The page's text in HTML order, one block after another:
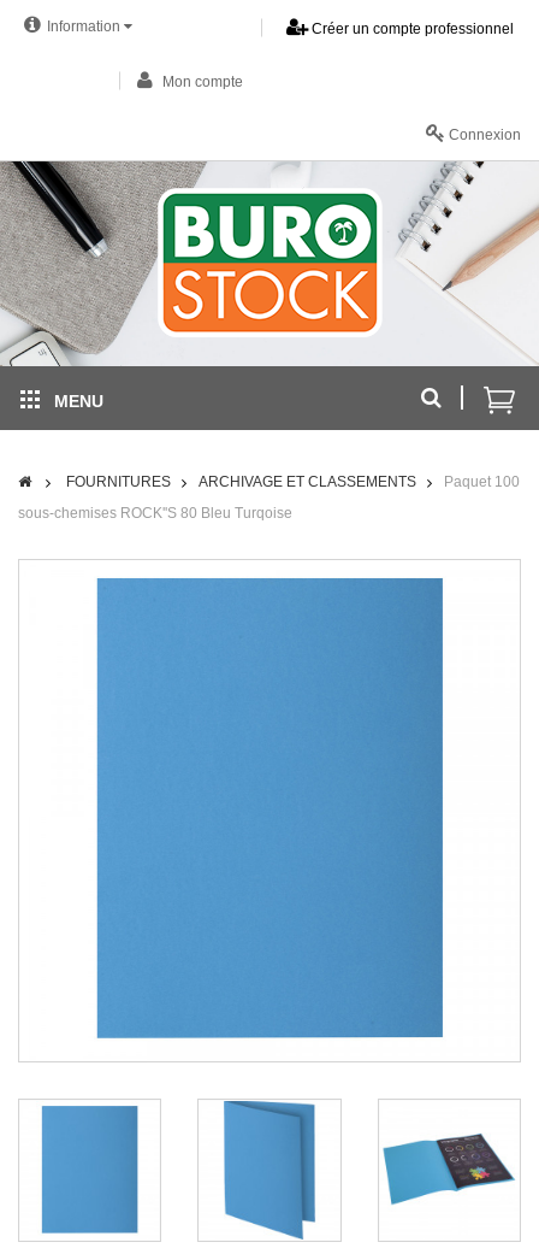
Information Créer un compte professionnel
Mon compte
Connexion
MENU
FOURNITURES ARCHIVAGE ET CLASSEMENTS
Paquet 100
sous-chemises ROCK''S 80 Bleu Turqoise